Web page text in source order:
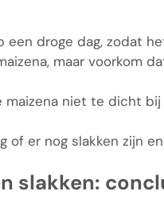
een droge dag, zodat
maar voorkom
maizena niet te dicht
of er nog slakken zijn
slakken: